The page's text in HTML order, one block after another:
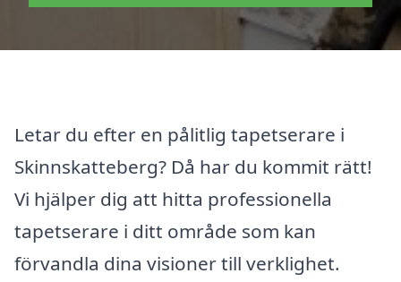
Letar du efter en pålitlig tapetserare i
Skinnskatteberg? Då har du kommit rätt!
Vi hjälper dig att hitta professionella
tapetserare i ditt område som kan
förvandla dina visioner till verklighet.